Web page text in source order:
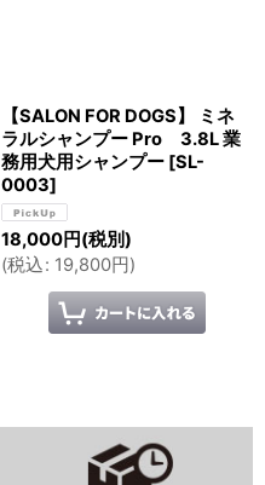
【SALON FOR DOGS】 ミネ
ラルシャンプー Pro 3.8L 業
務用犬用シャンプー [SL-
0003]
18,000円(税別)
(税込: 19,800円)